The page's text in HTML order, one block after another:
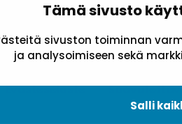
Tämä sivusto
sivuston toiminnan
ja analysoimiseen sekä
Salli
Evästeseloste